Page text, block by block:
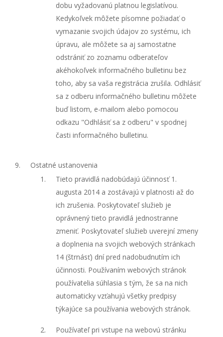
dobu vyžadovanú platnou legislatívou.
Kedykoľvek môžete písomne požiadať o
vymazanie svojich údajov zo systému, ich
úpravu, ale môžete sa aj samostatne
odstrániť zo zoznamu odberateľov
akéhokoľvek informačného bulletinu bez
toho, aby sa vaša registrácia zrušila. Odhlásiť
sa z odberu informačného bulletinu môžete
buď listom, e-mailom alebo pomocou
odkazu "Odhlásiť sa z odberu" v spodnej
časti informačného bulletinu.
Ostatné ustanovenia
Tieto pravidlá nadobúdajú účinnosť 1.
augusta 2014 a zostávajú v platnosti až do
ich zrušenia. Poskytovateľ služieb je
oprávnený tieto pravidlá jednostranne
zmeniť. Poskytovateľ služieb uverejní zmeny
a doplnenia na svojich webových stránkach
14 (štrnásť) dní pred nadobudnutím ich
účinnosti. Používaním webových stránok
používatelia súhlasia s tým, že sa na nich
automaticky vzťahujú všetky predpisy
týkajúce sa používania webových stránok.
Používateľ pri vstupe na webovú stránku